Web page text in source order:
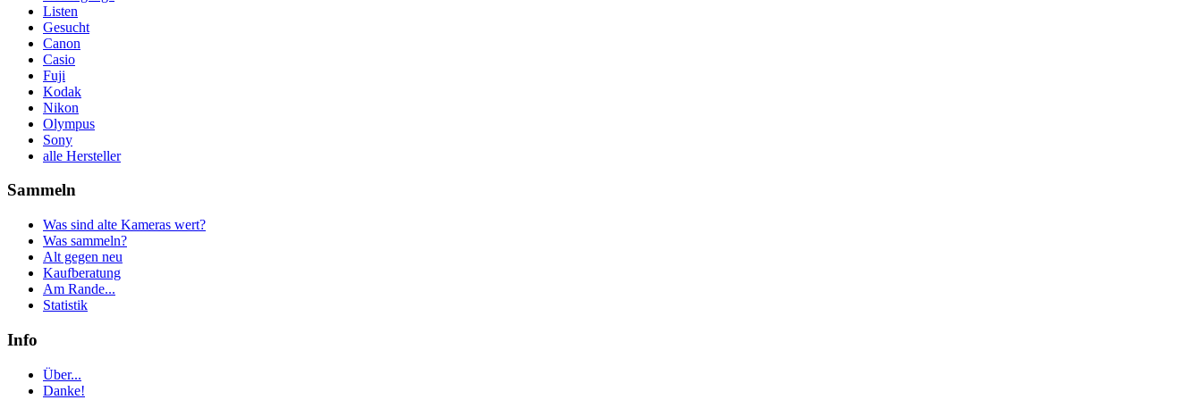
Listen
Gesucht
Canon
Casio
Fuji
Kodak
Nikon
Olympus
Sony
alle Hersteller
Sammeln
Was sind alte Kameras wert?
Was sammeln?
Alt gegen neu
Kaufberatung
Am Rande...
Statistik
Info
Über...
Danke!